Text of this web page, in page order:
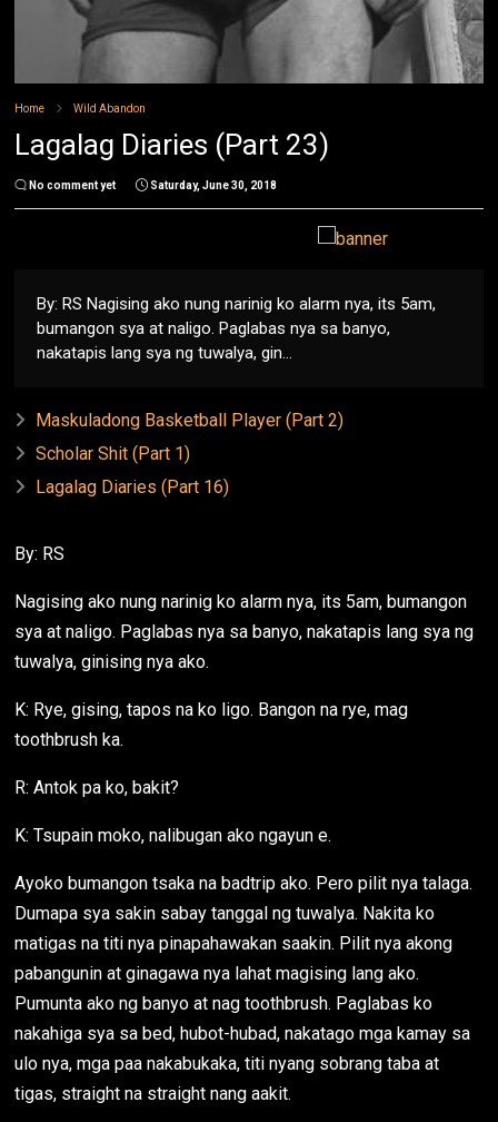
Home Wild Abandon
Lagalag Diaries (Part 23)
No comment yet Saturday, June 30, 2018
By: RS Nagising ako nung narinig ko alarm nya, its 5am,
bumangon sya at naligo. Paglabas nya sa banyo,
nakatapis lang sya ng tuwalya, gin...
Maskuladong Basketball Player (Part 2)
Scholar Shit (Part 1)
Lagalag Diaries (Part 16)
By: RS
Nagising ako nung narinig ko alarm nya, its 5am, bumangon
sya at naligo. Paglabas nya sa banyo, nakatapis lang sya ng
tuwalya, ginising nya ako.
K: Rye, gising, tapos na ko ligo. Bangon na rye, mag
toothbrush ka.
R: Antok pa ko, bakit?
K: Tsupain moko, nalibugan ako ngayun e.
Ayoko bumangon tsaka na badtrip ako. Pero pilit nya talaga.
Dumapa sya sakin sabay tanggal ng tuwalya. Nakita ko
matigas na titi nya pinapahawakan saakin. Pilit nya akong
pabangunin at ginagawa nya lahat magising lang ako.
Pumunta ako ng banyo at nag toothbrush. Paglabas ko
nakahiga sya sa bed, hubot-hubad, nakatago mga kamay sa
ulo nya, mga paa nakabukaka, titi nyang sobrang taba at
tigas, straight na straight nang aakit.